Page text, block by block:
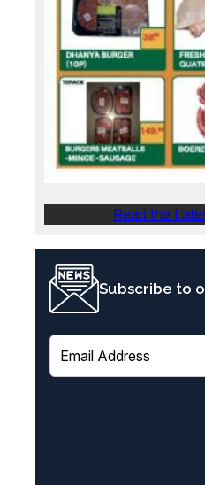
Read the
Subscribe to
E